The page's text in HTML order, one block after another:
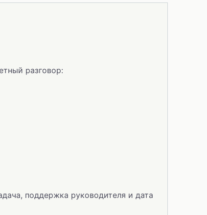
разговор:
поддержка руководителя и дата